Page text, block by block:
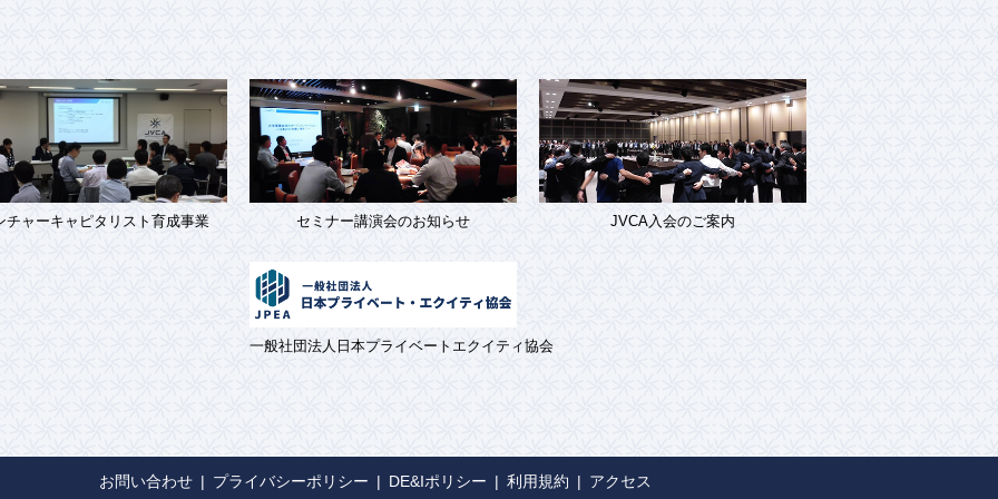
チャーキャピタリスト育成事業 セミナー講演会のお知らせ JVCA入会のご案内
一般社団法人日本プライベートエクイティ協会
お問い合わせ プライバシーポリシー DE&Iポリシー 利用規約 アクセス